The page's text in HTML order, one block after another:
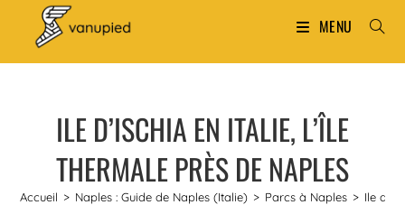
MENU
ILE D’ISCHIA EN ITALIE, L’ÎLE
THERMALE PRÈS DE NAPLES
Accueil > Naples : Guide de Naples (Italie) > Parcs à Naples > Ile